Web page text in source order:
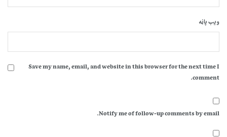
ویب پاڼه
Save my name, email, and website in this browser for the next time I
comment.
Notify me of follow-up comments by email.